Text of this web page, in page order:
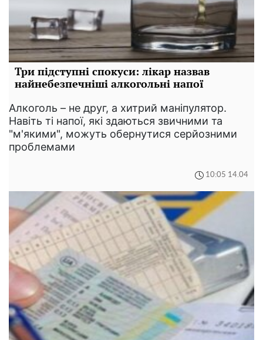
Три підступні спокуси: лікар назвав
найнебезпечніші алкогольні напої
Алкоголь – не друг, а хитрий маніпулятор.
Навіть ті напої, які здаються звичними та
"м'якими", можуть обернутися серйозними
проблемами
10:05 14.04